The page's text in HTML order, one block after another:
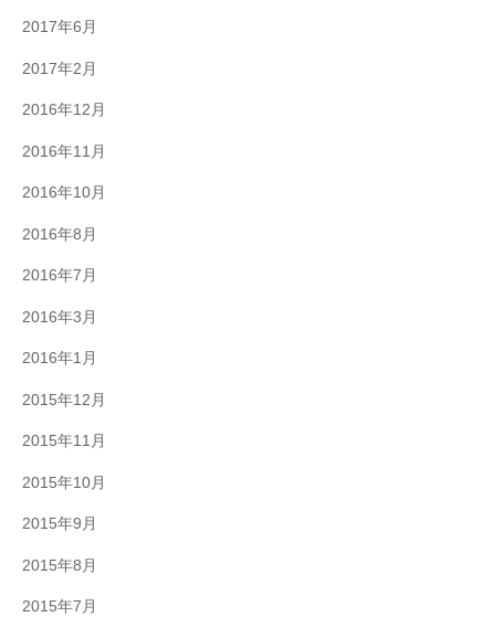
2017年6月
2017年2月
2016年12月
2016年11月
2016年10月
2016年8月
2016年7月
2016年3月
2016年1月
2015年12月
2015年11月
2015年10月
2015年9月
2015年8月
2015年7月